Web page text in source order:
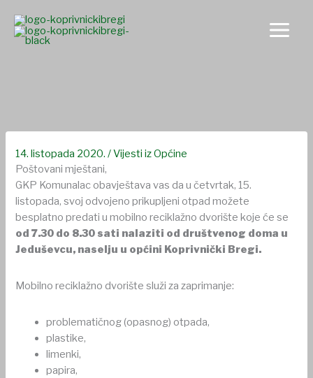
content
14. listopada 2020./Vijesti iz Općine
Poštovani mještani,
GKP Komunalac obavještava vas da u četvrtak, 15.
listopada, svoj odvojeno prikupljeni otpad možete
besplatno predati u mobilno reciklažno dvorište koje će se
od 7.30 do 8.30 sati nalaziti od društvenog doma u
Jeduševcu, naselju u općini Koprivnički Bregi.
Mobilno reciklažno dvorište služi za zaprimanje:
problematičnog (opasnog) otpada,
plastike,
limenki,
papira,